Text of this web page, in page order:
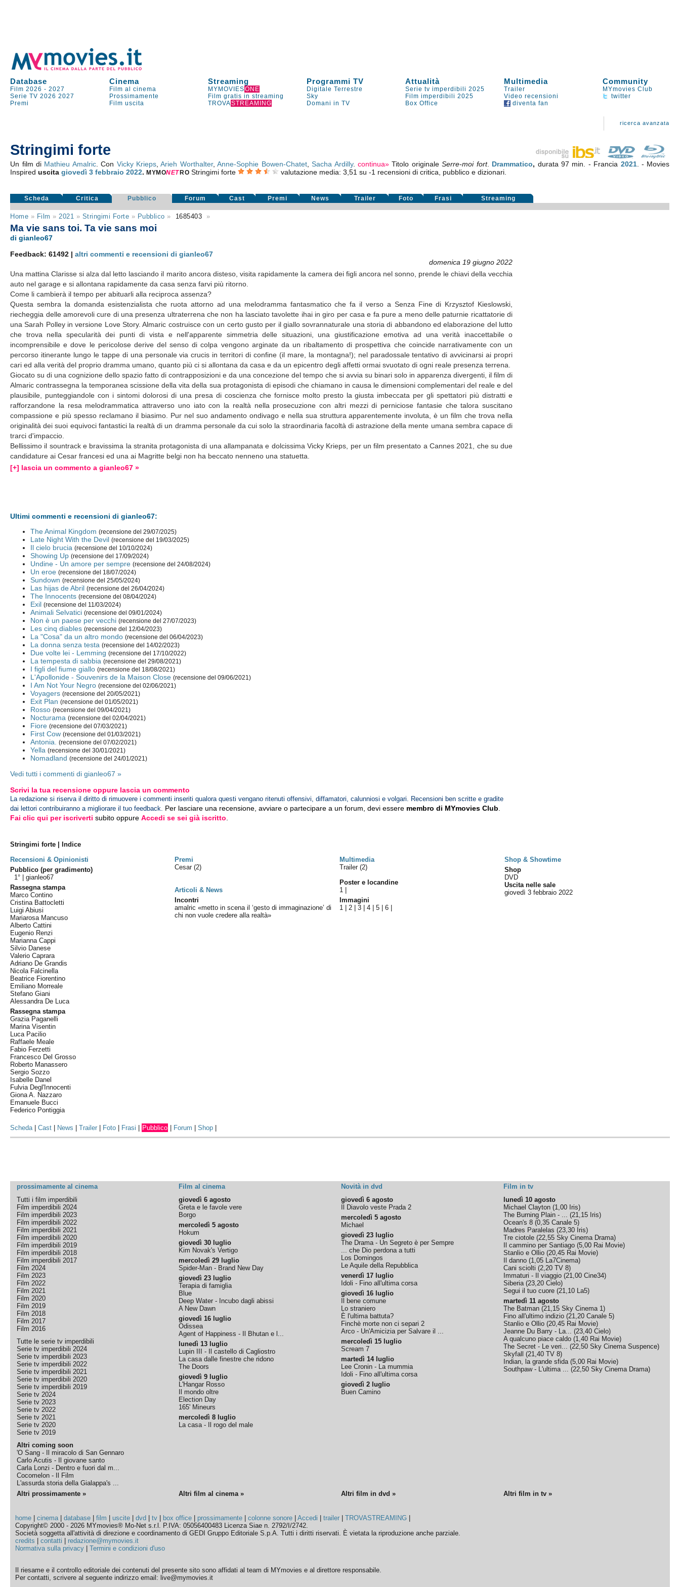
Database Cinema Streaming Programmi TV Attualità Multimedia Community
Film 2026 -2027 Film al cinema MYMOVIESONE Digitale Terrestre Serie tv imperdibili 2025 Trailer
MYmovies Club
Serie TV 2026 2027 Prossimamente Film gratis in streaming Sky Film imperdibili 2025 Video recensioni
twitter
Premi
Film uscita TROVASTREAMING Domani in TV Box Office diventa fan
ricerca avanzata
Stringimi forte
Un film di Mathieu Amalric. Con Vicky Krieps ,Arieh Worthalter,Anne-Sophie Bowen-Chatet,Sacha Ardilly.continua» Titolo originaleSerre-moi fort. Drammatico, durata 97 min. - Francia 2021. - Movies
Inspireduscitagiovedì 3 febbraio 2022.MYMONET RO Stringimi forte valutazione media: 3,51 su -1 recensioni di critica, pubblico e dizionari.
Scheda Critica Pubblico Forum Cast Premi News Trailer Foto Frasi Streaming
Home » Film » 2021 » Stringimi Forte » Pubblico » 1685403 »
Ma vie sans toi. Ta vie sans moi
di gianleo67
Feedback: 61492 |altri commenti e recensioni di gianleo67
domenica 19 giugno 2022
Una mattina Clarisse si alza dal letto lasciando il marito ancora disteso, visita rapidamente la camera dei figli ancora nel sonno, prende le chiavi della vecchia
auto nel garage e si allontana rapidamente da casa senza farvi più ritorno.
Come li cambierà il tempo per abituarli alla reciproca assenza?
Questa sembra la domanda esistenzialista che ruota attorno ad una melodramma fantasmatico che fa il verso a Senza Fine di Krzysztof Kieslowski,
riecheggia delle amorevoli cure di una presenza ultraterrena che non ha lasciato tavolette ihai in giro per casa e fa pure a meno delle paturnie ricattatorie di
una Sarah Polley in versione Love Story. Almaric costruisce con un certo gusto per il giallo sovrannaturale una storia di abbandono ed elaborazione del lutto
che trova nella specularità dei punti di vista e nell'apparente simmetria delle situazioni, una giustificazione emotiva ad una verità inaccettabile o
incomprensibile e dove le pericolose derive del senso di colpa vengono arginate da un ribaltamento di prospettiva che coincide narrativamente con un
percorso itinerante lungo le tappe di una personale via crucis in territori di confine (il mare, la montagna!); nel paradossale tentativo di avvicinarsi ai propri
cari ed alla verità del proprio dramma umano, quanto più ci si allontana da casa e da un epicentro degli affetti ormai svuotato di ogni reale presenza terrena.
Giocato su di una cognizione dello spazio fatto di contrapposizioni e da una concezione del tempo che si avvia su binari solo in apparenza divergenti, il film di
Almaric contrassegna la temporanea scissione della vita della sua protagonista di episodi che chiamano in causa le dimensioni complementari del reale e del
plausibile, punteggiandole con i sintomi dolorosi di una presa di coscienza che fornisce molto presto la giusta imbeccata per gli spettatori più distratti e
rafforzandone la resa melodrammatica attraverso uno iato con la realtà nella prosecuzione con altri mezzi di perniciose fantasie che talora suscitano
compassione e più spesso reclamano il biasimo. Pur nel suo andamento ondivago e nella sua struttura apparentemente involuta, è un film che trova nella
originalità dei suoi equivoci fantastici la realtà di un dramma personale da cui solo la straordinaria facoltà di astrazione della mente umana sembra capace di
trarci d'impaccio.
Bellissimo il sountrack e bravissima la stranita protagonista di una allampanata e dolcissima Vicky Krieps, per un film presentato a Cannes 2021, che su due
candidature ai Cesar francesi ed una ai Magritte belgi non ha beccato nenneno una statuetta.
[+] lascia un commento a gianleo67 »
Ultimi commenti e recensioni di gianleo67:
The Animal Kingdom (recensione del 29/07/2025)
Late Night With the Devil (recensione del 19/03/2025)
Il cielo brucia (recensione del 10/10/2024)
Showing Up (recensione del 17/09/2024)
Undine - Un amore per sempre (recensione del 24/08/2024)
Un eroe (recensione del 18/07/2024)
Sundown (recensione del 25/05/2024)
Las hijas de Abril (recensione del 26/04/2024)
The Innocents (recensione del 08/04/2024)
Exil (recensione del 11/03/2024)
Animali Selvatici (recensione del 09/01/2024)
Non è un paese per vecchi (recensione del 27/07/2023)
Les cinq diables (recensione del 12/04/2023)
La "Cosa" da un altro mondo (recensione del 06/04/2023)
La donna senza testa (recensione del 14/02/2023)
Due volte lei - Lemming (recensione del 17/10/2022)
La tempesta di sabbia (recensione del 29/08/2021)
I figli del fiume giallo (recensione del 18/08/2021)
L'Apollonide - Souvenirs de la Maison Close (recensione del 09/06/2021)
I Am Not Your Negro (recensione del 02/06/2021)
Voyagers (recensione del 20/05/2021)
Exit Plan (recensione del 01/05/2021)
Rosso (recensione del 09/04/2021)
Nocturama (recensione del 02/04/2021)
Fiore (recensione del 07/03/2021)
First Cow (recensione del 01/03/2021)
Antonia. (recensione del 07/02/2021)
Yella (recensione del 30/01/2021)
Nomadland (recensione del 24/01/2021)
Vedi tutti i commenti di gianleo67 »
Scrivi la tua recensione oppure lascia un commento
La redazione si riserva il diritto di rimuovere i commenti inseriti qualora questi vengano ritenuti offensivi, diffamatori, calunniosi e volgari. Recensioni ben scritte e gradite
dai lettori contribuiranno a migliorare il tuo feedback. Per lasciare una recensione, avviare o partecipare a un forum, devi essere membro di MYmovies Club
Fai clic qui per iscriverti subito oppureAccedi se sei già iscritto
Stringimi forte | Indice
Recensioni & Opinionisti
Premi Multimedia
Shop & Showtime
Pubblico (per gradimento)
1° |gianleo67
Rassegna stampa
Marco Contino
Cristina Battocletti
Luigi Abiusi
Mariarosa Mancuso
Alberto Cattini
Eugenio Renzi
Marianna Cappi
Silvio Danese
Valerio Caprara
Adriano De Grandis
Nicola Falcinella
Beatrice Fiorentino
Emiliano Morreale
Stefano Giani
Alessandra De Luca
Rassegna stampa
Grazia Paganelli
Marina Visentin
Luca Pacilio
Raffaele Meale
Fabio Ferzetti
Francesco Del Grosso
Roberto Manassero
Sergio Sozzo
Isabelle Danel
Fulvia Degl'Innocenti
Giona A. Nazzaro
Emanuele Bucci
Federico Pontiggia
Cesar(2)
Articoli & News
Incontri
amalric «metto in scena il ‘gesto di immaginazione’ di
chi non vuole credere alla realtà»
Trailer (2)
Poster e locandine
1
Immagini
1 |2 |3 |4 |5 |6
Shop
DVD
Uscita nelle sale
giovedì 3 febbraio 2022
Scheda|Cast News |Trailer Foto Frasi Pubblico Forum |Shop
prossimamente al cinema Film al cinema Novità in dvd
Film in tv
Tutti i film imperdibili
Film imperdibili 2024
Film imperdibili 2023
Film imperdibili 2022
Film imperdibili 2021
Film imperdibili 2020
Film imperdibili 2019
Film imperdibili 2018
Film imperdibili 2017
Film 2024
Film 2023
Film 2022
Film 2021
Film 2020
Film 2019
Film 2018
Film 2017
Film 2016
Tutte le serie tv imperdibili
Serie tv imperdibili 2024
Serie tv imperdibili 2023
Serie tv imperdibili 2022
Serie tv imperdibili 2021
Serie tv imperdibili 2020
Serie tv imperdibili 2019
Serie tv 2024
Serie tv 2023
Serie tv 2022
Serie tv 2021
Serie tv 2020
Serie tv 2019
Altri coming soon
'O Sang - Il miracolo di San Gennaro
Carlo Acutis - Il giovane santo
Carla Lonzi - Dentro e fuori dal m...
Cocomelon - Il Film
L'assurda storia della Gialappa's ...
giovedì 6 agosto
Greta e le favole vere
Borgo
mercoledì 5 agosto
Hokum
giovedì 30 luglio
Kim Novak's Vertigo
mercoledì 29 luglio
Spider-Man - Brand New Day
giovedì 23 luglio
Terapia di famiglia
Blue
Deep Water - Incubo dagli abissi
A New Dawn
giovedì 16 luglio
Odissea
Agent of Happiness - Il Bhutan e l...
lunedì 13 luglio
Lupin III - Il castello di Cagliostro
La casa dalle finestre che ridono
The Doors
giovedì 9 luglio
L'Hangar Rosso
Il mondo oltre
Election Day
165' Mineurs
mercoledì 8 luglio
La casa - Il rogo del male
giovedì 6 agosto
Il Diavolo veste Prada 2
mercoledì 5 agosto
Michael
giovedì 23 luglio
The Drama - Un Segreto è per Sempre
... che Dio perdona a tutti
Los Domingos
Le Aquile della Repubblica
venerdì 17 luglio
Idoli - Fino all'ultima corsa
giovedì 16 luglio
Il bene comune
Lo straniero
È l'ultima battuta?
Finchè morte non ci separi 2
Arco - Un'Amicizia per Salvare il ...
mercoledì 15 luglio
Scream 7
martedì 14 luglio
Lee Cronin - La mummia
Idoli - Fino all'ultima corsa
giovedì 2 luglio
Buen Camino
lunedì 10 agosto
Michael Clayton (1,00 Iris)
The Burning Plain - ... (21,15 Iris)
Ocean's 8 (0,35 Canale 5)
Madres Paralelas (23,30 Iris)
Tre ciotole (22,55 Sky Cinema Drama)
Il cammino per Santiago (5,00 Rai Movie)
Stanlio e Ollio (20,45 Rai Movie)
Il danno (1,05 La7Cinema)
Cani sciolti (2,20 TV 8)
Immaturi - Il viaggio (21,00 Cine34)
Siberia(23,20 Cielo)
Segui il tuo cuore (21,10 La5)
martedì 11 agosto
The Batman (21,15 Sky Cinema 1)
Fino all'ultimo indizio (21,20 Canale 5)
Stanlio e Ollio (20,45 Rai Movie)
Jeanne Du Barry - La... (23,40 Cielo)
A qualcuno piace caldo (1,40 Rai Movie)
The Secret - Le veri... (22,50 Sky Cinema Suspence)
Skyfall (21,40 TV 8)
Indian, la grande sfida(5,00 Rai Movie)
Southpaw - L'ultima ... (22,50 Sky Cinema Drama)
Altri prossimamente » Altri film al cinema » Altri film in dvd » Altri film in tv »
home |cinema|database |film |uscite |dvd |tv box office prossimamente |colonne sonore |Accedi |trailer |TROVASTREAMING
Copyright© 2000 - 2026 MYmovies® Mo-Net s.r.l. P.IVA: 05056400483 Licenza Siae n. 2792/I/2742.
Società soggetta all'attività di direzione e coordinamento di GEDI Gruppo Editoriale S.p.A. Tutti i diritti riservati. È vietata la riproduzione anche parziale.
credits |contatti
redazione@mymovies.it
Normativa sulla privacy |Termini e condizioni d'uso
Il riesame e il controllo editoriale dei contenuti del presente sito sono affidati al team di MYmovies e al direttore responsabile.
Per contatti, scrivere al seguente indirizzo email: live@mymovies.it